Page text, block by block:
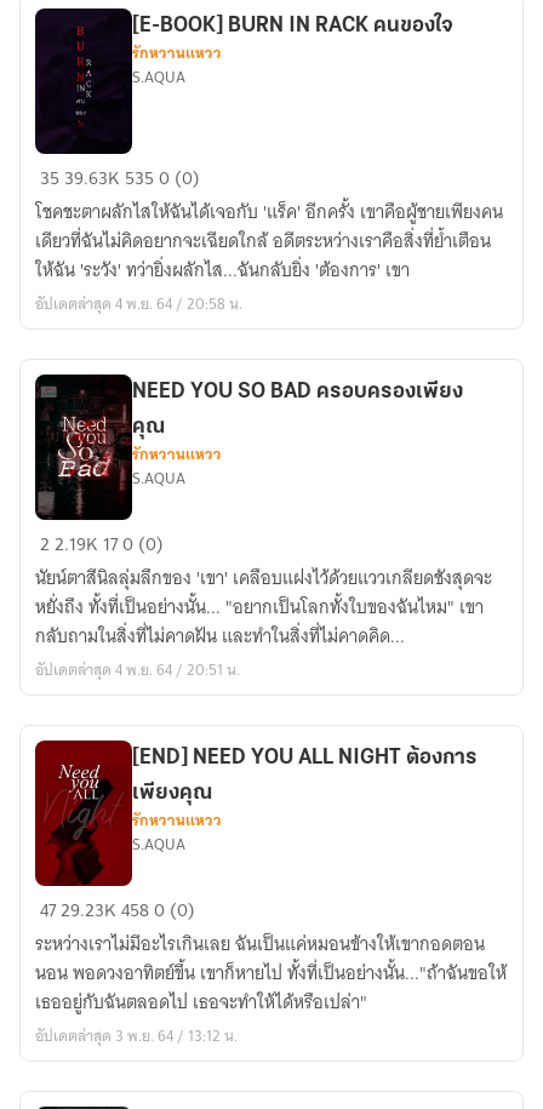
DRUG
เพื่อน
[E-
BOOK]
BURN
IN
RACK
คน
ใจ
[E-BOOK] BURN IN RACK คนของใจ
รักหวานแหวว
S.AQUA
35 39.63K 5350 (0)
โชคชะตาผลักไสให้ฉันได้เจอกับ 'แร็ค' อีกครั้ง เขาคือผู้ชายเพียงคน
เดียวที่ฉันไม่คิดอยากจะเฉียดใกล้ อดีตระหว่างเราคือสิ่งที่ย้ำเตือน
ให้ฉัน 'ระวัง' ทว่ายิ่งผลักไส...ฉันกลับยิ่ง 'ต้องการ' เขา
อัปเดตล่าสุด 4 พ.ย. 64 / 20:58 น.
NEED
YOU
SO
BAD
ครอบ
ครอง
คุณ
NEED YOU SO BAD ครอบครองเพียง
คุณ
รักหวานแหวว
S.AQUA
22.19K 170 (0)
นัยน์ตาสีนิลลุ่มลึกของ 'เขา' เคลือบแฝงไว้ด้วยแววเกลียดชังสุดจะ
หยั่งถึง ทั้งที่เป็นอย่างนั้น... "อยากเป็นโลกทั้งใบของฉันไหม" เขา
กลับถามในสิ่งที่ไม่คาดฝัน และทำในสิ่งที่ไม่คาดคิด...
อัปเดตล่าสุด 4 พ.ย. 64 / 20:51 น.
[END]
NEED
YOU
ALL
NIGHT
ต้องการ
[END] NEED YOU ALL NIGHT ต้องการ
เพียงคุณ
รักหวานแหวว
S.AQUA
4729.23K4580 (0)
ระหว่างเราไม่มีอะไรเกินเลย ฉันเป็นแค่หมอนข้างให้เขากอดตอน
นอน พอดวงอาทิตย์ขึ้น เขาก็หายไป ทั้งที่เป็นอย่างนั้น..."ถ้าฉันขอให้
เธออยู่กับฉันตลอดไป เธอจะทำให้ได้หรือเปล่า"
อัปเดตล่าสุด 3 พ.ย. 64 / 13:12 น.